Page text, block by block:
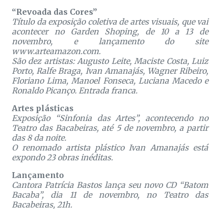
“Revoada das Cores”
Título da exposição coletiva de artes visuais, que vai
acontecer no Garden Shoping, de 10 a 13 de
novembro, e lançamento do site
www.arteamazon.com.
São dez artistas: Augusto Leite, Maciste Costa, Luiz
Porto, Ralfe Braga, Ivan Amanajás, Wagner Ribeiro,
Floriano Lima, Manoel Fonseca, Luciana Macedo e
Ronaldo Picanço. Entrada franca.
Artes plásticas
Exposição “Sinfonia das Artes”, acontecendo no
Teatro das Bacabeiras, até 5 de novembro, a partir
das 8 da noite.
O renomado artista plástico Ivan Amanajás está
expondo 23 obras inéditas.
Lançamento
Cantora Patrícia Bastos lança seu novo CD “Batom
Bacaba”, dia 11 de novembro, no Teatro das
Bacabeiras, 21h.